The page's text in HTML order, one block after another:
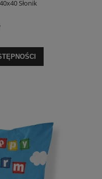
Słonik